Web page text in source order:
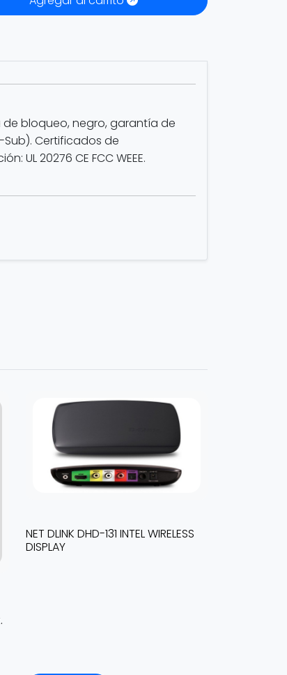
de bloqueo, negro, garantía de
Sub). Certificados de
UL 20276 CE FCC WEEE.
NET DLINK DHD-131 INTEL WIRELESS
DISPLAY